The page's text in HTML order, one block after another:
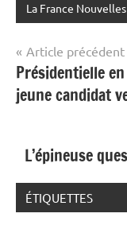
La France Nouvelles
Navigation
de
l’article
Article précédent
Présidentielle
jeune candidat
L’épineuse
ÉTIQUETTES